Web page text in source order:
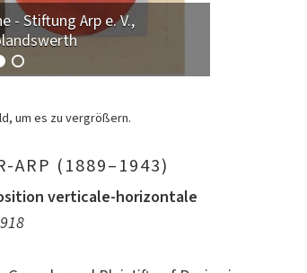
- Stiftung Arp e. V.,
um es zu vergrößern.
ARP (1889–1943)
verticale-horizontale